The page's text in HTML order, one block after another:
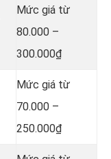
Mức giá từ
80.000 –
300.000₫
Mức giá từ
70.000 –
250.000₫